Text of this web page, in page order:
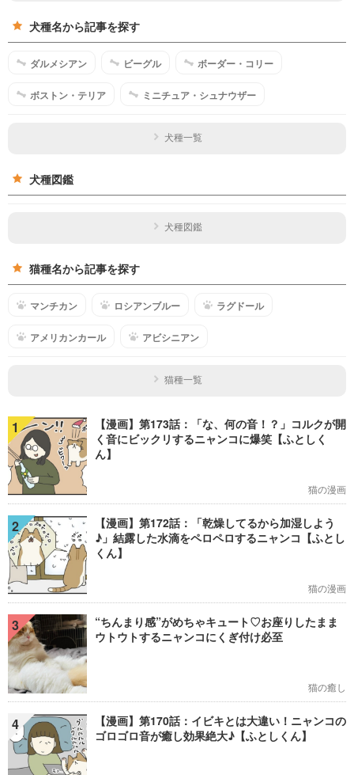
犬種名から記事を探す
ダルメシアン ビーグル ボーダー・コリー
ボストン・テリア ミニチュア・シュナウザー
犬種一覧
犬種図鑑
犬種図鑑
猫種名から記事を探す
マンチカン ロシアンブルー ラグドール
アメリカンカール アビシニアン
猫種一覧
1
【漫画】第173話：「な、何の音！？」コルクが開
く音にビックリするニャンコに爆笑【ふとしく
ん】
猫の漫画
2
【漫画】第172話：「乾燥してるから加湿しよう
♪」結露した水滴をペロペロするニャンコ【ふとし
くん】
猫の漫画
3
“ちんまり感”がめちゃキュート♡お座りしたまま
ウトウトするニャンコにくぎ付け必至
猫の癒し
4
【漫画】第170話：イビキとは大違い！ニャンコの
ゴロゴロ音が癒し効果絶大♪【ふとしくん】